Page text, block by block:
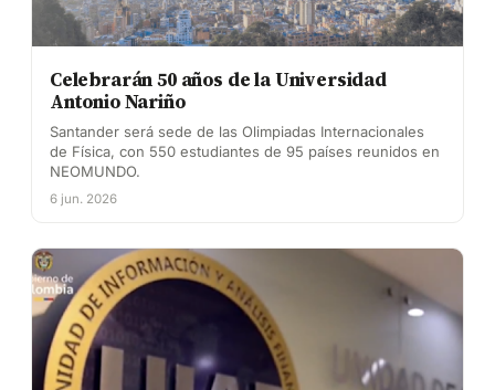
Celebrarán 50 años de la Universidad
Antonio Nariño
Santander será sede de las Olimpiadas Internacionales
de Física, con 550 estudiantes de 95 países reunidos en
NEOMUNDO.
6 jun. 2026